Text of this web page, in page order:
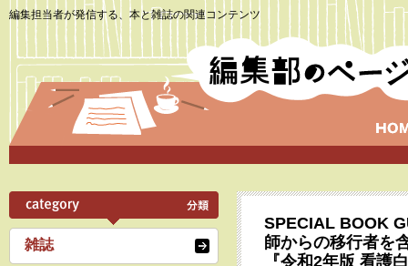
編集担当者が発信する、本と雑誌の関連コンテンツ
SPECIAL BOOK
師からの移行者
『令和2年版 看護
雑誌